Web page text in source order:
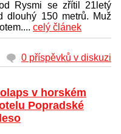
Rysmi se zřítil 21letý
dlouhý 150 metrů. Muž
celý článek
0 příspěvků v diskuzi
v horském
Popradské